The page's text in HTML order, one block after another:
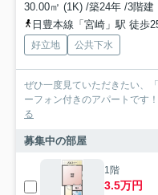
30.00㎡ (1K) /築24年 /3階建
日豊本線「宮崎」駅 徒歩
好立地 公共下水
ぜひ一度見ていただきたい、
ーフォン付きのアパートです
る
募集中の部屋
1階
3.5万円